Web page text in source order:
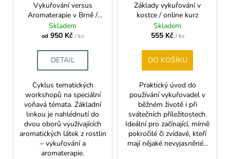
Vykuřování versus
Aromaterapie v Brně /
cyklus workshopů 2026
Skladem
od 950 Kč / ks
DETAIL
Cyklus tematických
workshopů na speciální
voňavá témata. Základní
linkou je nahlédnutí do
dvou oborů využívajících
aromatických látek z rostlin
– vykuřování a
aromaterapie.
M
A
Základy vykuřování v
kostce / online kurz
Skladem
555 Kč / ks
DO KOŠÍKU
Praktický úvod do
používání vykuřovadel v
běžném životě i při
svátečních příležitostech.
Ideální pro začínající, mírně
pokročilé či zvídavé, kteří
mají nějaké nevyjasněné...